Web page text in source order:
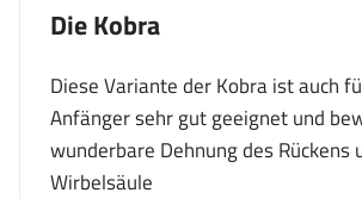
Die Kobra
Diese Variante der Kobra ist auch
Anfänger sehr gut geeignet und
wunderbare Dehnung des Rückens
Wirbelsäule